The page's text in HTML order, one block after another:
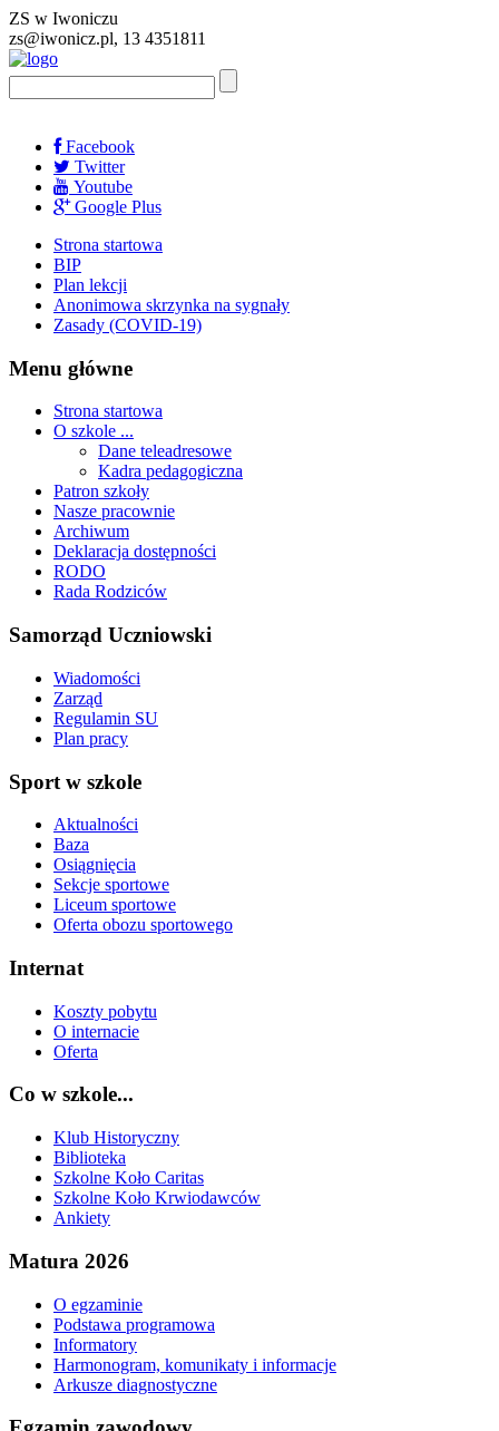
ZS w Iwoniczu
zs@iwonicz.pl, 13 4351811
Facebook
Twitter
Youtube
Google Plus
Strona startowa
BIP
Plan lekcji
Anonimowa skrzynka na sygnały
Zasady (COVID-19)
Menu główne
Strona startowa
O szkole ...
Dane teleadresowe
Kadra pedagogiczna
Patron szkoły
Nasze pracownie
Archiwum
Deklaracja dostępności
RODO
Rada Rodziców
Samorząd Uczniowski
Wiadomości
Zarząd
Regulamin SU
Plan pracy
Sport w szkole
Aktualności
Baza
Osiągnięcia
Sekcje sportowe
Liceum sportowe
Oferta obozu sportowego
Internat
Koszty pobytu
O internacie
Oferta
Co w szkole...
Klub Historyczny
Biblioteka
Szkolne Koło Caritas
Szkolne Koło Krwiodawców
Ankiety
Matura 2026
O egzaminie
Podstawa programowa
Informatory
Harmonogram, komunikaty i informacje
Arkusze diagnostyczne